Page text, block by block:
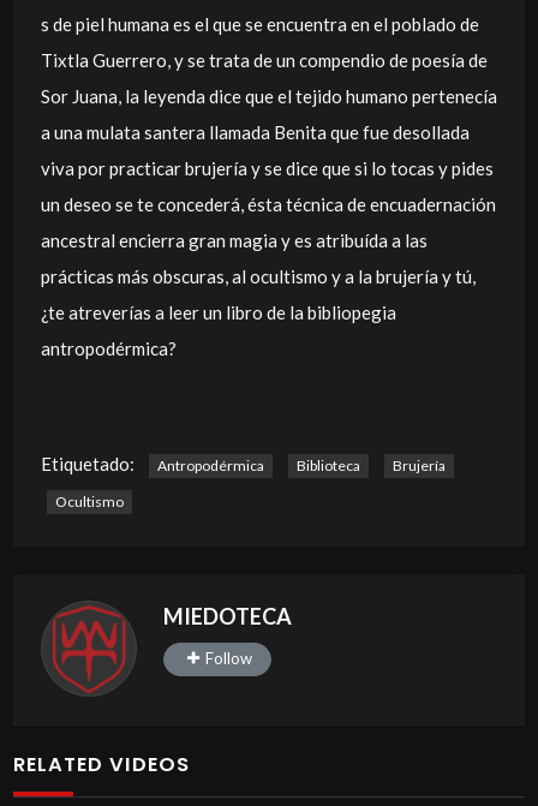
s de piel humana es el que se encuentra en el poblado de
Tixtla Guerrero, y se trata de un compendio de poesía de
Sor Juana, la leyenda dice que el tejido humano pertenecía
a una mulata santera llamada Benita que fue desollada
viva por practicar brujería y se dice que si lo tocas y pides
un deseo se te concederá, ésta técnica de encuadernación
ancestral encierra gran magia y es atribuída a las
prácticas más obscuras, al ocultismo y a la brujería y tú,
¿te atreverías a leer un libro de la bibliopegia
antropodérmica?
Etiquetado: Antropodérmica Biblioteca
Brujería
Ocultismo
MIEDOTECA
Follow
RELATED VIDEOS